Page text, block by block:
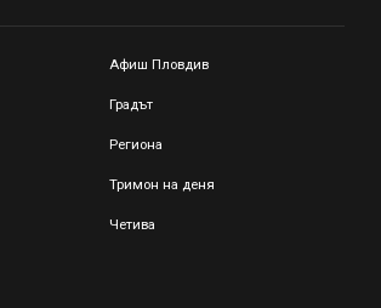
Афиш Пловдив
Градът
Региона
Тримон на деня
Четива